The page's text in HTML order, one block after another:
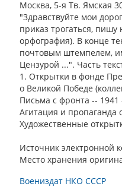
Москва, 5-я Тв. Ямская
"Здравствуйте мои
приказ трогаться, пишу
орфография). В конце
почтовым штемпелем,
Цензурой ...". Часть
1. Открытки в фонде
о Великой Победе
Письма с фронта --
Агитация и пропаганда
Художественные
Источник электронной
Место хранения
Воениздат НКО СССР